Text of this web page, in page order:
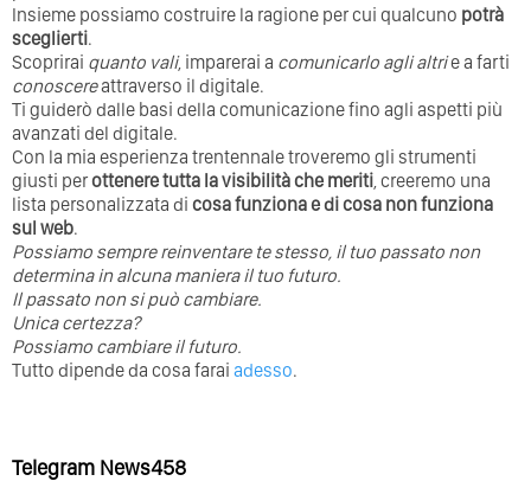
Insieme possiamo costruire la ragione per cui qualcuno potrà
sceglierti.
Scoprirai quanto vali, imparerai a comunicarlo agli altrie a farti
conoscereattraverso il digitale.
Ti guiderò dalle basi della comunicazione fino agli aspetti più
avanzati del digitale.
Con la mia esperienza trentennale troveremo gli strumenti
giusti perottenere tutta la visibilità che meriti, creeremo una
lista personalizzata di cosa funziona e di cosa non funziona
sul web.
Possiamo sempre reinventare te stesso, il tuo passato non
determina in alcuna maniera il tuo futuro. ⁣
⁣Il passato non si può cambiare.
Unica certezza?
Possiamo cambiare il futuro.
Tutto dipende da cosa farai adesso.
Telegram News458